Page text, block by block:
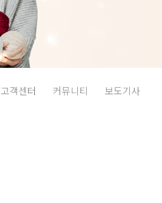
고객센터 커뮤니티 보도기사